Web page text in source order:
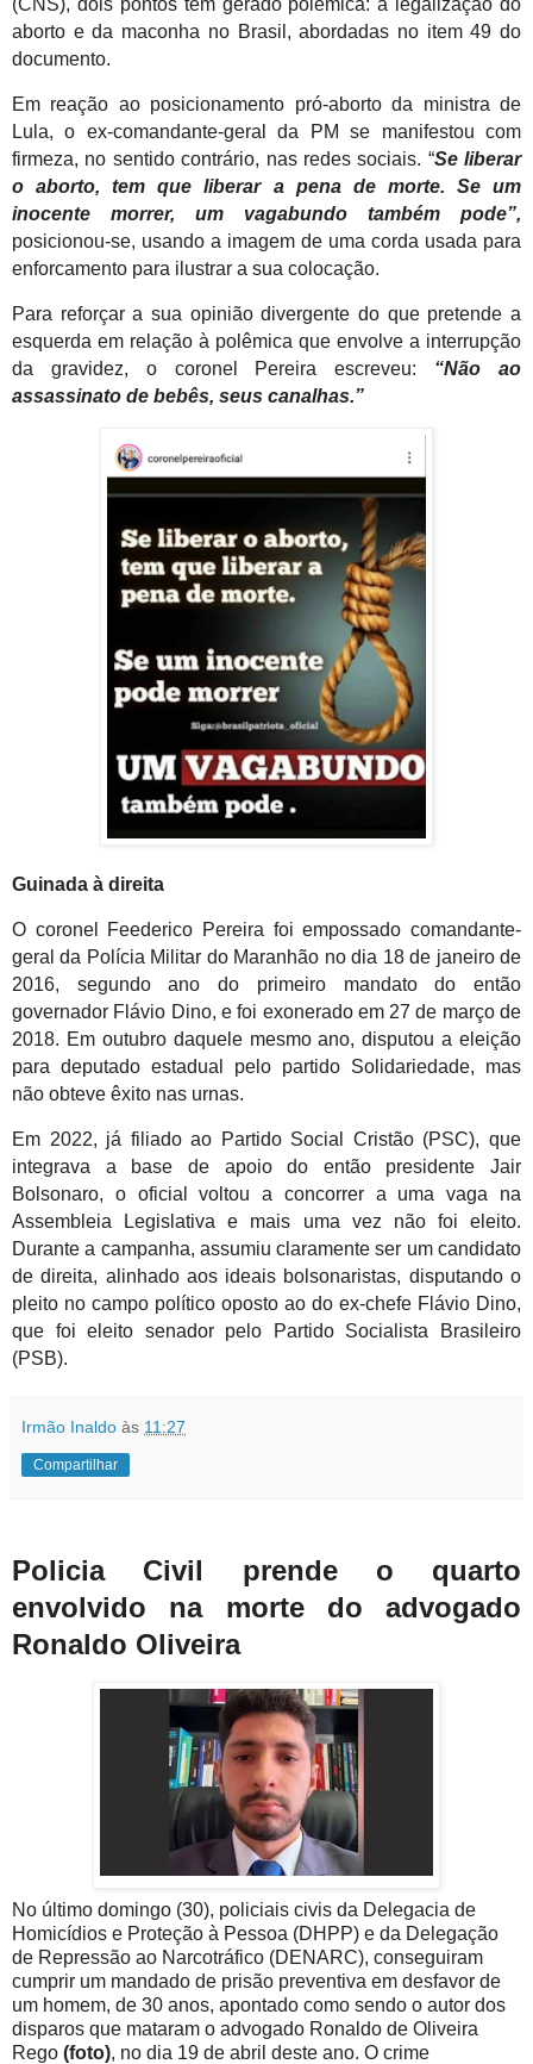
(CNS), dois pontos têm gerado polêmica: a legalização do
aborto e da maconha no Brasil, abordadas no item 49 do
documento.
Em reação ao posicionamento pró-aborto da ministra de
Lula, o ex-comandante-geral da PM se manifestou com
firmeza, no sentido contrário, nas redes sociais. “Se liberar
o aborto, tem que liberar a pena de morte. Se um
inocente morrer, um vagabundo também pode”,
posicionou-se, usando a imagem de uma corda usada para
enforcamento para ilustrar a sua colocação.
Para reforçar a sua opinião divergente do que pretende a
esquerda em relação à polêmica que envolve a interrupção
da gravidez, o coronel Pereira escreveu: “Não ao
assassinato de bebês, seus canalhas.”
Guinada à direita
O coronel Feederico Pereira foi empossado comandante-
geral da Polícia Militar do Maranhão no dia 18 de janeiro de
2016, segundo ano do primeiro mandato do então
governador Flávio Dino, e foi exonerado em 27 de março de
2018. Em outubro daquele mesmo ano, disputou a eleição
para deputado estadual pelo partido Solidariedade, mas
não obteve êxito nas urnas.
Em 2022, já filiado ao Partido Social Cristão (PSC), que
integrava a base de apoio do então presidente Jair
Bolsonaro, o oficial voltou a concorrer a uma vaga na
Assembleia Legislativa e mais uma vez não foi eleito.
Durante a campanha, assumiu claramente ser um candidato
de direita, alinhado aos ideais bolsonaristas, disputando o
pleito no campo político oposto ao do ex-chefe Flávio Dino,
que foi eleito senador pelo Partido Socialista Brasileiro
(PSB).
Irmão Inaldo às 11:27
Compartilhar
Policia Civil prende o quarto
envolvido na morte do advogado
Ronaldo Oliveira
No último domingo (30), policiais civis da Delegacia de
Homicídios e Proteção à Pessoa (DHPP) e da Delegação
de Repressão ao Narcotráfico (DENARC), conseguiram
cumprir um mandado de prisão preventiva em desfavor de
um homem, de 30 anos, apontado como sendo o autor dos
disparos que mataram o advogado Ronaldo de Oliveira
Rego (foto), no dia 19 de abril deste ano. O crime